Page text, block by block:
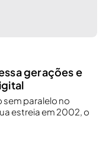
gerações e
sem paralelo no
estreia em 2002, o